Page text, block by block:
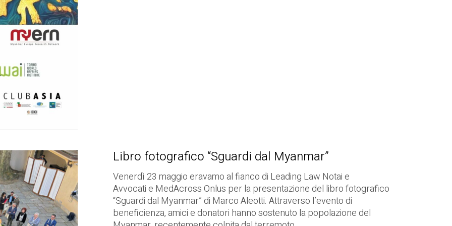
Libro fotografico “Sguardi dal Myanmar”
Venerdì 23 maggio eravamo al fianco di Leading Law Notai e
Avvocati e MedAcross Onlus per la presentazione del libro fotografico
“Sguardi dal Myanmar” di Marco Aleotti. Attraverso l’evento di
beneficienza, amici e donatori hanno sostenuto la popolazione del